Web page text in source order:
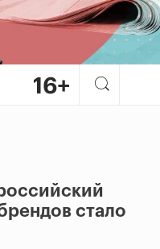
стало